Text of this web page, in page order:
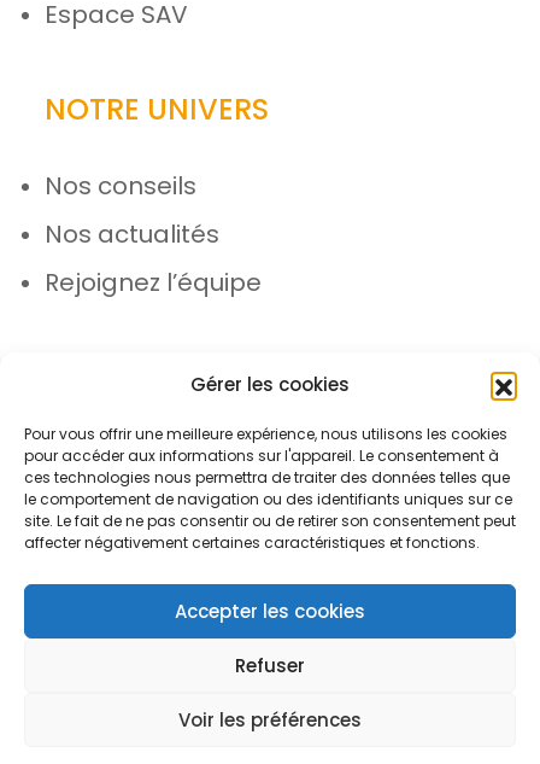
Gérer les cookies
Pour vous offrir une meilleure expérience, nous utilisons les cookies
pour accéder aux informations sur l'appareil. Le consentement à
ces technologies nous permettra de traiter des données telles que
le comportement de navigation ou des identifiants uniques sur ce
site. Le fait de ne pas consentir ou de retirer son consentement peut
affecter négativement certaines caractéristiques et fonctions.
Accepter les cookies
Refuser
Voir les préférences
Open toolbar
Espace SAV
NOTRE UNIVERS
Nos conseils
Nos actualités
Rejoignez l’équipe
© Azergo 2026 - Tous droits réservés
Protection des données